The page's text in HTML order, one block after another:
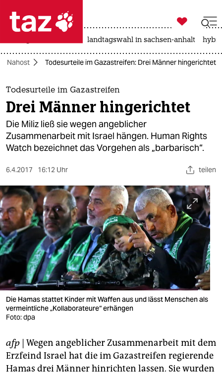
 taz zahl ich
taz zahl ich
themen
politik
öko
sport
berlin
nord
wahrheit
verlag
verlag
shop
fragen & hilfe

taz zahl ich
landtagswahl in sachsen-anhalt
Nahost Todesurteile im Gazastreifen: Drei Männer hingerichtet
Todesurteile im Gazastreifen
Drei Männer hingerichtet
Die Miliz ließ sie wegen angeblicher
Zusammenarbeit mit Israel hängen. Human Rights
Watch bezeichnet das Vorgehen als „barbarisch“.
6.4.2017 16:12 Uhr teilen
Die Hamas stattet Kinder mit Waffen aus und lässt Menschen als
vermeintliche „Kollaborateure“ erhängen
Foto: dpa
afp | Wegen angeblicher Zusammenarbeit mit dem
Erzfeind Israel hat die im Gazastreifen regierende
Hamas drei Männer hinrichten lassen. Sie wurden